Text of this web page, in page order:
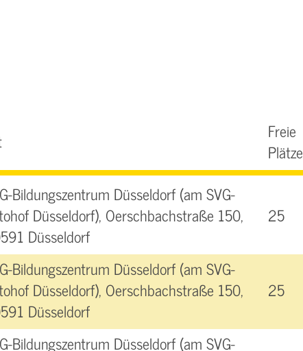
Freie
Plätze
Bildungszentrum Düsseldorf (am SVG-
Düsseldorf), Oerschbachstraße 150,
Düsseldorf
25
Bildungszentrum Düsseldorf (am SVG-
Düsseldorf), Oerschbachstraße 150,
Düsseldorf
25
Bildungszentrum Düsseldorf (am SVG-